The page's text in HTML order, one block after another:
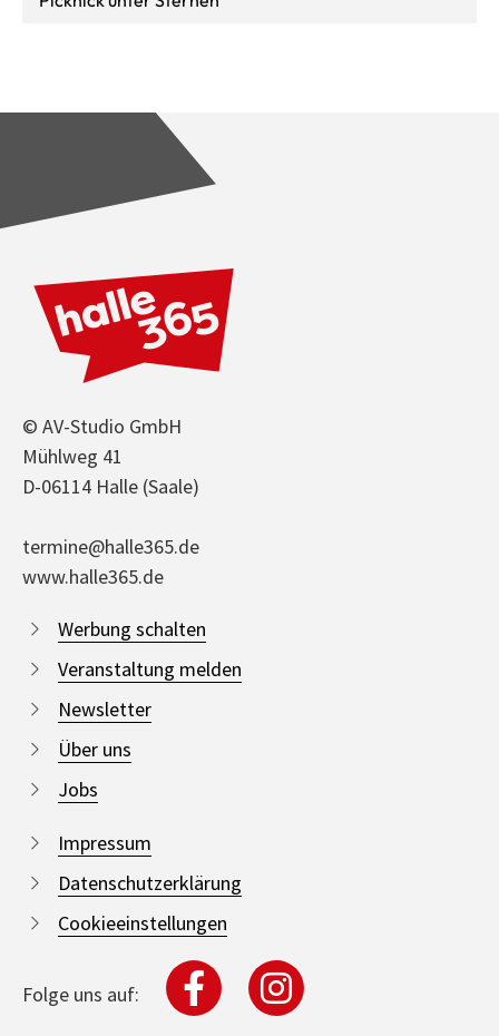
© AV-Studio GmbH
Mühlweg 41
D-06114 Halle (Saale)
termine@halle365.de
www.halle365.de
Werbung schalten
Veranstaltung melden
Newsletter
Über uns
Jobs
Impressum
Datenschutzerklärung
Cookieeinstellungen
Folge uns auf: